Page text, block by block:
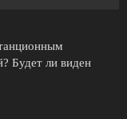
Будет ли виден